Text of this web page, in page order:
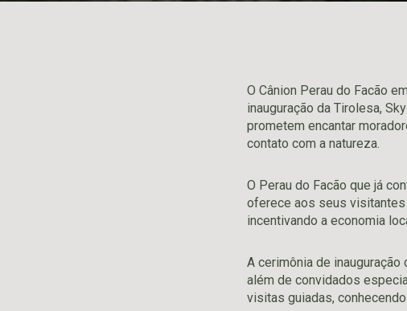
O Cânion Perau do Facão
inauguração da Tirolesa,
prometem encantar
contato com a natureza.
O Perau do Facão que já
oferece aos seus
incentivando a economia
A cerimônia de
além de convidados
visitas guiadas,